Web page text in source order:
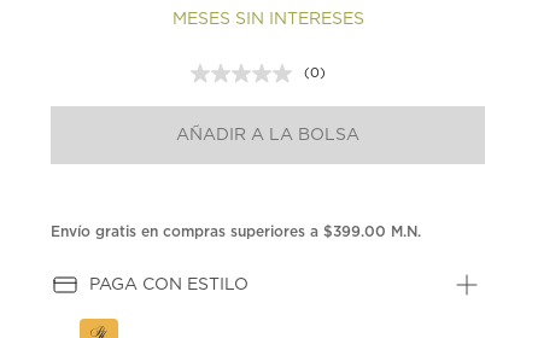
MESES SIN INTERESES
Sin
puntuación.
en
la
(0)
AÑADIR A LA BOLSA
Envío gratis en compras superiores a $399.00 M.N.
PAGA CON ESTILO